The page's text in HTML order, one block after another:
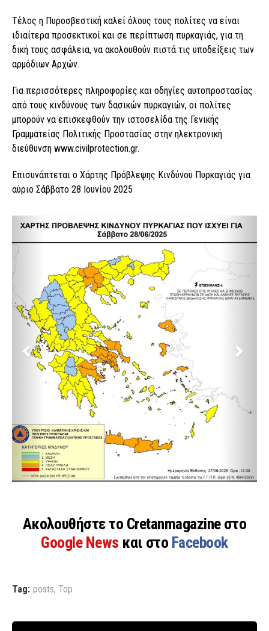
Τέλος η Πυροσβεστική καλεί όλους τους πολίτες να είναι
ιδιαίτερα προσεκτικοί και σε περίπτωση πυρκαγιάς, για τη
δική τους ασφάλεια, να ακολουθούν πιστά τις υποδείξεις των
αρμόδιων Αρχών.
Για περισσότερες πληροφορίες και οδηγίες αυτοπροστασίας
από τους κινδύνους των δασικών πυρκαγιών, οι πολίτες
μπορούν να επισκεφθούν την ιστοσελίδα της Γενικής
Γραμματείας Πολιτικής Προστασίας στην ηλεκτρονική
διεύθυνση www.civilprotection.gr.
Επισυνάπτεται ο Χάρτης Πρόβλεψης Κινδύνου Πυρκαγιάς για
αύριο Σάββατο 28 Ιουνίου 2025
Ακολουθήστε το Cretanmagazine στο
Google News και στο Facebook
Tag: posts, Top